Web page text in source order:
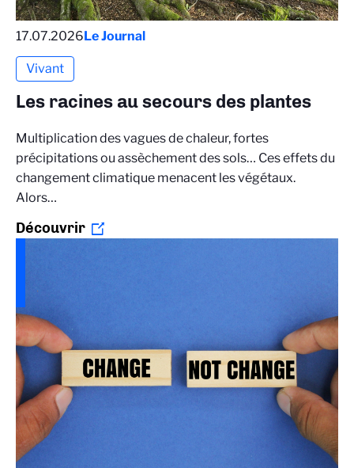
17.07.2026Le Journal
Vivant
Les racines au secours des plantes
Multiplication des vagues de chaleur, fortes
précipitations ou assèchement des sols… Ces effets du
changement climatique menacent les végétaux.
Alors…
Découvrir